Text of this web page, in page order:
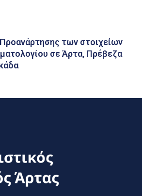
των στοιχείων
σε Άρτα, Πρέβεζα